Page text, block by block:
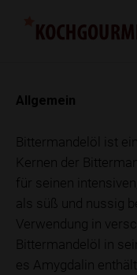
Allgemein
Bittermandelöl ist
Kernen der
für seinen
als süß und nussig
Verwendung in
Bittermandelöl in
es Amygdalin